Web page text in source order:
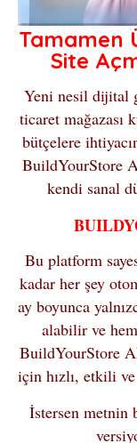
Tamamen
Site
Yeni nesil dijital
ticaret mağazası
bütçelere
BuildYourStore
kendi sanal
Bu platform
kadar her şey
ay boyunca
alabilir ve
BuildYourStore
için hızlı, etkili
İstersen metnin